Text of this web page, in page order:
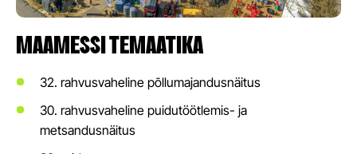
MAAMESSI TEMAATIKA
32. rahvusvaheline põllumajandusnäitus
30. rahvusvaheline puidutöötlemis- ja
metsandusnäitus